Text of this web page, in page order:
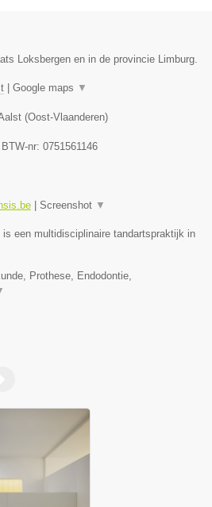
Loksbergen en in de provincie Limburg.
Google maps ▼
(Oost-Vlaanderen)
nr: 0751561146
Screenshot ▼
een multidisciplinaire tandartspraktijk in
Prothese, Endodontie,